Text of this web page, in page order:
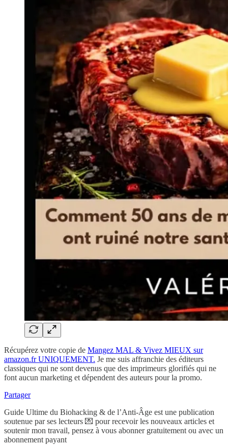
Récupérez votre copie de Mangez MAL & Vivez MIEUX sur
amazon.fr UNIQUEMENT. Je me suis affranchie des éditeurs
classiques qui ne sont devenus que des imprimeurs glorifiés qui ne
font aucun marketing et dépendent des auteurs pour la promo.
Partager
Guide Ultime du Biohacking & de l’Anti-Âge est une publication
soutenue par ses lecteurs 💌 pour recevoir les nouveaux articles et
soutenir mon travail, pensez à vous abonner gratuitement ou avec un
abonnement payant